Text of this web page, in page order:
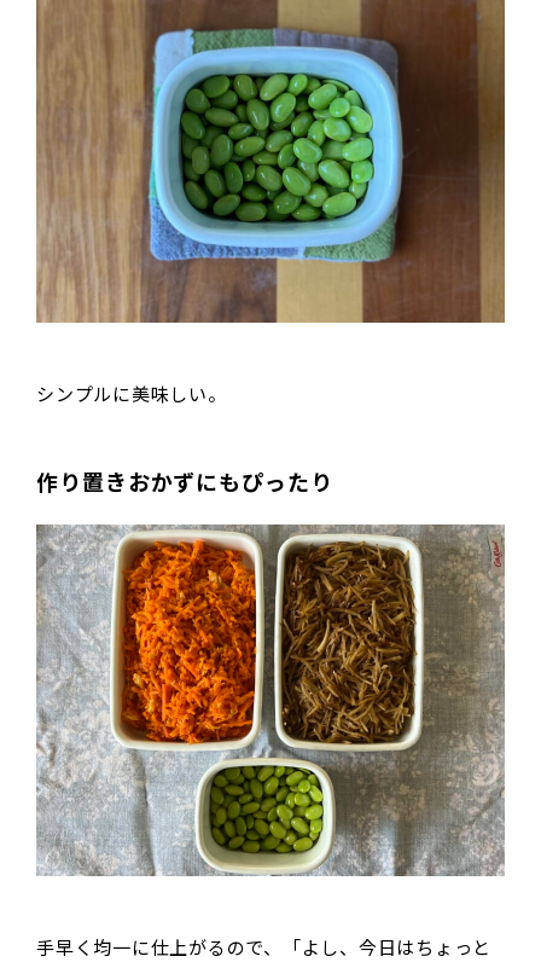
シンプルに美味しい。
作り置きおかずにもぴったり
手早く均一に仕上がるので、「よし、今日はちょっと